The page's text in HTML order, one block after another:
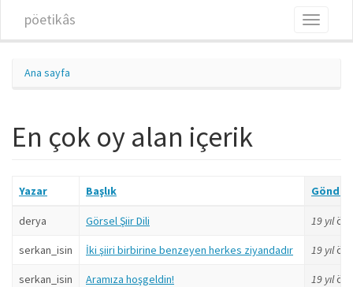
pöetikâs
Toggle
Ana sayfa
En çok oy alan içerik
Yazar Başlık
derya Görsel Şiir Dili 19 yıl
serkan_isin İki şiiri birbirine benzeyen herkes ziyandadır 19 yıl
serkan_isin Aramıza hoşgeldin! 19 yıl